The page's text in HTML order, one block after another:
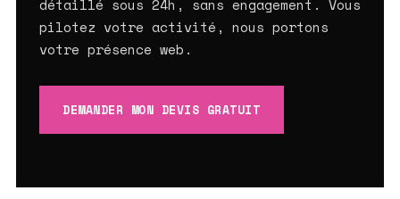
détaillé sous 24h, sans engagement. Vous
pilotez votre activité, nous portons
votre présence web.
DEMANDER MON DEVIS GRATUIT